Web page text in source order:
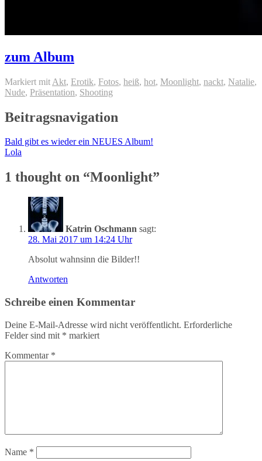
zum Album
Markiert mit Akt, Erotik, Fotos, heiß, hot, Moonlight, nackt, Natalie,
Nude, Präsentation, Shooting
Beitragsnavigation
Bald gibt es wieder ein NEUES Album!
Lola
1 thought on “Moonlight”
Katrin Oschmann sagt:
28. Mai 2017 um 14:24 Uhr
Absolut wahnsinn die Bilder!!
Antworten
Schreibe einen Kommentar
Deine E-Mail-Adresse wird nicht veröffentlicht. Erforderliche
Felder sind mit * markiert
Kommentar *
Name *